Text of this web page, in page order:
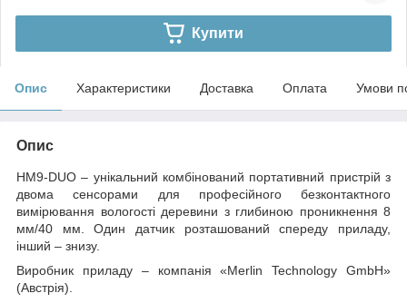
Купити
Опис Характеристики Доставка Оплата Умови
Опис
HM9-DUO – унікальний комбінований портативний пристрій з
двома сенсорами для професійного безконтактного
вимірювання вологості деревини з глибиною проникнення 8
мм/40 мм. Один датчик розташований спереду приладу,
інший – знизу.
Виробник приладу – компанія «Merlin Technology GmbH»
(Австрія).